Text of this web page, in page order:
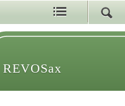
REVOSax